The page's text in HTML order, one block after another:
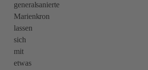
generalsanierte
Marienkron
lassen
sich
mit
etwas